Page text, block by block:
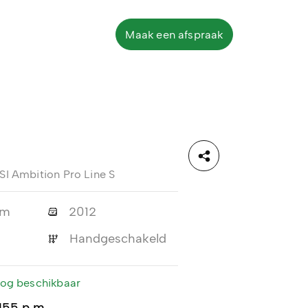
Maak een afspraak
Ambition Pro Line S
2012
Handgeschakeld
beschikbaar